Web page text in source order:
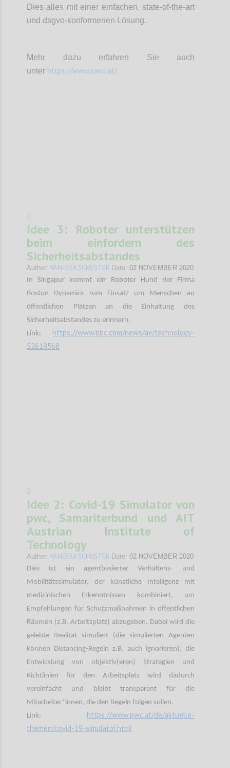
Dies alles mit einer einfachen, state-of-the-art
und dsgvo-konformenen Lösung.
Mehr dazu erfahren Sie auch
unter https://www.savd.at/
Idee 3: Roboter unterstützen
beim einfordern des
Sicherheitsabstandes
Author: VANESSA SCHUSTER Date: 02 NOVEMBER 2020
In Singapur kommt ein Roboter Hund der Firma
Boston Dynamics zum Einsatz um Menschen an
öffentlichen Plätzen an die Einhaltung des
Sicherheitsabstandes zu erinnern.
Link: https://www.bbc.com/news/av/technology-
52619568
Idee 2: Covid-19 Simulator von
pwc, Samariterbund und AIT
Austrian Institute of
Technology
Author: VANESSA SCHUSTER Date: 02 NOVEMBER 2020
Dies ist ein agentbasierter Verhaltens- und
Mobilitätssimulator, der künstliche Intelligenz mit
medizinischen Erkenntnissen kombiniert, um
Empfehlungen für Schutzmaßnahmen in öffentlichen
Räumen (z.B. Arbeitsplatz) abzugeben. Dabei wird die
gelebte Realität simuliert (die simulierten Agenten
können Distancing-Regeln z.B. auch ignorieren), die
Entwicklung von objektiv(eren) Strategien und
Richtlinien für den Arbeitsplatz wird dadurch
vereinfacht und bleibt transparent für die
Mitarbeiter*innen, die den Regeln folgen sollen.
Link: https://www.pwc.at/de/aktuelle-
themen/covid-19-simulator.html